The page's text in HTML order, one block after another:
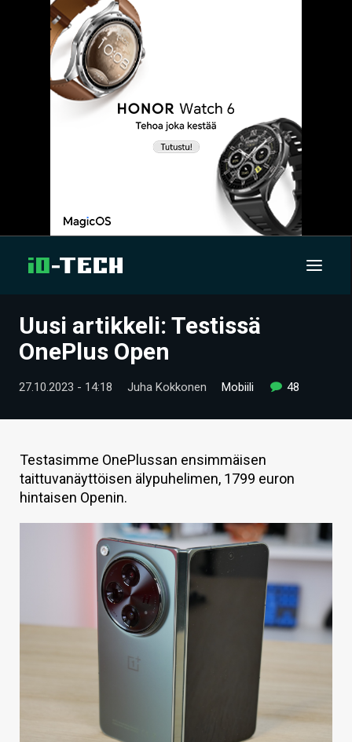
UUTISET
TIETOA
HINTA.FI
Uusi artikkeli: Testissä
OnePlus Open
27.10.2023 - 14:18 Juha Kokkonen Mobiili 48
Testasimme OnePlussan ensimmäisen
taittuvanäyttöisen älypuhelimen, 1799 euron
hintaisen Openin.